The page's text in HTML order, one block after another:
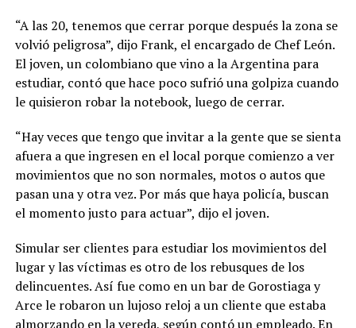
“A las 20, tenemos que cerrar porque después la zona se
volvió peligrosa”, dijo Frank, el encargado de Chef León.
El joven, un colombiano que vino a la Argentina para
estudiar, contó que hace poco sufrió una golpiza cuando
le quisieron robar la notebook, luego de cerrar.
“Hay veces que tengo que invitar a la gente que se sienta
afuera a que ingresen en el local porque comienzo a ver
movimientos que no son normales, motos o autos que
pasan una y otra vez. Por más que haya policía, buscan
el momento justo para actuar”, dijo el joven.
Simular ser clientes para estudiar los movimientos del
lugar y las víctimas es otro de los rebusques de los
delincuentes. Así fue como en un bar de Gorostiaga y
Arce le robaron un lujoso reloj a un cliente que estaba
almorzando en la vereda, según contó un empleado. En